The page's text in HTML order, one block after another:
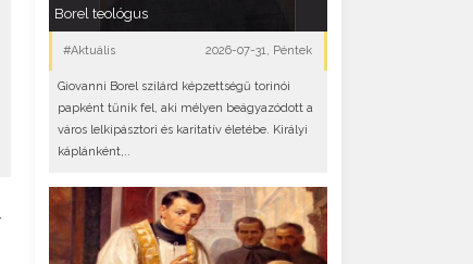
Borel teológus
#Aktuális 2026-07-31, Péntek
Giovanni Borel szilárd képzettségű torinói
papként tűnik fel, aki mélyen beágyazódott a
város lelkipásztori és karitatív életébe. Királyi
káplánként,..